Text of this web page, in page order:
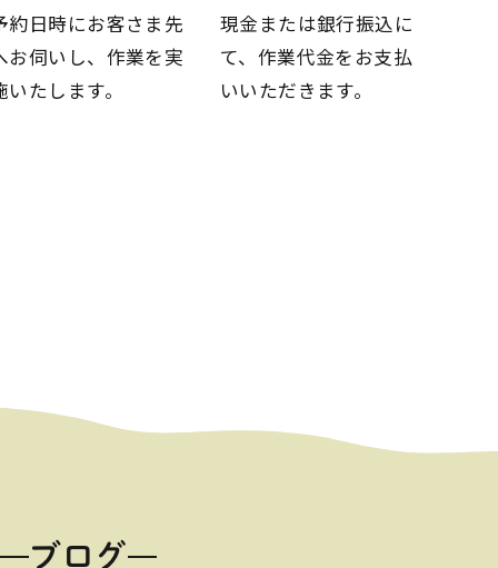
約日時にお客さま先
お伺いし、 作業を実
いたします。
現金または銀行振込に
て、 作業代金をお支払
いいただきます。
ブログ